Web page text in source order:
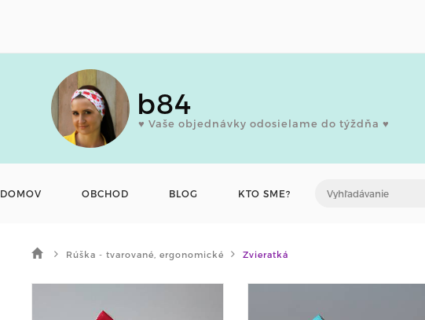
b84
♥ Vaše objednávky odosielame do týždňa ♥
DOMOV OBCHOD BLOG KTO SME?
Rúška - tvarované, ergonomické Zvieratká